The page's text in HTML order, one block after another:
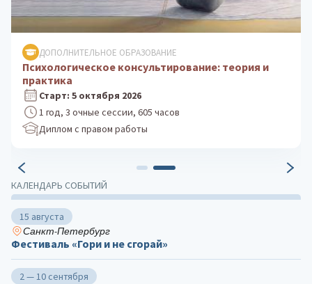
КАЛЕНДАРЬ СОБЫТИЙ
15 августа
Санкт-Петербург
Фестиваль «Гори и не сгорай»
2 — 10 сентября
ДОПОЛНИТЕЛЬНОЕ ОБРАЗОВАНИЕ
Психологическое консультирование: теория и
практика
Старт: 5 октября 2026
1 год, 3 очные сессии, 605 часов
Диплом с правом работы